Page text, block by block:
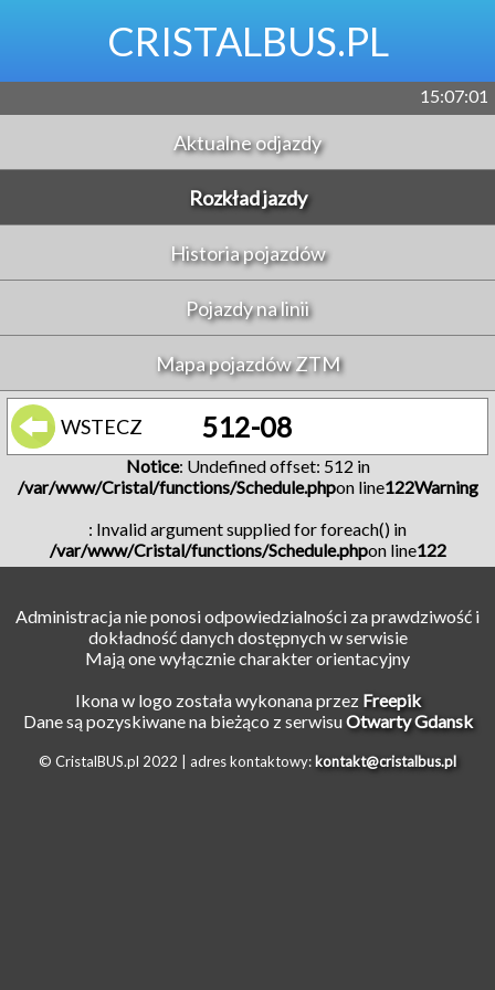
CRISTALBUS.PL
15:07:01
Aktualne odjazdy
Rozkład jazdy
Historia pojazdów
Pojazdy na linii
Mapa pojazdów ZTM
WSTECZ 512-08
Notice: Undefined offset: 512 in
/var/www/Cristal/functions/Schedule.phpon line122Warning
: Invalid argument supplied for foreach() in
/var/www/Cristal/functions/Schedule.phpon line122
Administracja nie ponosi odpowiedzialności za prawdziwość i
dokładność danych dostępnych w serwisie
Mają one wyłącznie charakter orientacyjny
Ikona w logo została wykonana przez Freepik
Dane są pozyskiwane na bieżąco z serwisuOtwarty Gdansk
© CristalBUS.pl 2022 | adres kontaktowy: kontakt@cristalbus.pl